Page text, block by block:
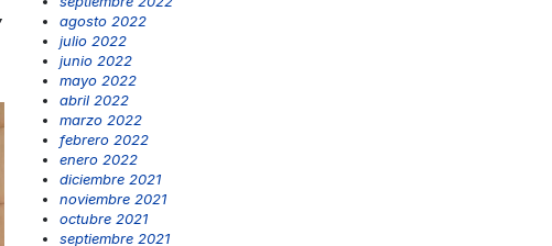
agosto 2022
julio 2022
junio 2022
mayo 2022
abril 2022
marzo 2022
febrero 2022
enero 2022
diciembre 2021
noviembre 2021
octubre 2021
septiembre 2021